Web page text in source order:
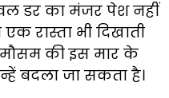
डर का मंजर पेश नहीं
रास्ता भी दिखाती
मौसम की इस मार के
बदला जा सकता है।